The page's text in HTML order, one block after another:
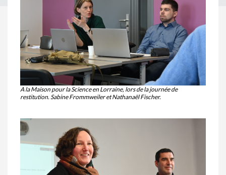
A la Maison pour la Science en Lorraine, lors de la journée de
restitution. Sabine Frommweiler et Nathanaël Fischer.